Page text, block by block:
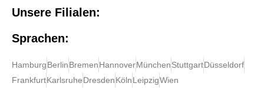
Unsere Filialen:
Sprachen:
HamburgBerlinBremenHannoverMünchenStuttgartDüsseldorf
FrankfurtKarlsruheDresdenKölnLeipzigWien